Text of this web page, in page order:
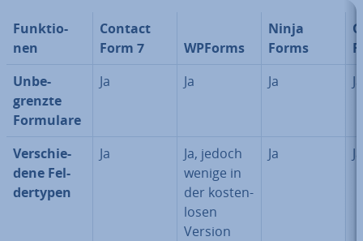
Funk­tio­
nen
Contact
Form 7
WPForms
Ninja
Forms
Un­be­
grenz­te
Formulare
Ja Ja Ja Ja
Ver­schie­
de­ne Fel­
der­ty­pen
Ja
Ja, jedoch
wenige in
der kos­ten­
lo­sen
Version
Ja Ja